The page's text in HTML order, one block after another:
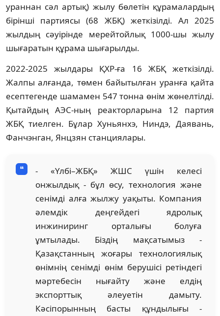
ураннан сәл артық) жылу бөлетін құрамалардың
бірінші партиясы (68 ЖБҚ) жеткізілді. Ал 2025
жылдың сәуірінде мерейтойлық 1000-шы жылу
шығаратын құрама шығарылды.
2022-2025 жылдары ҚХР-ға 16 ЖБҚ жеткізілді.
Жалпы алғанда, төмен байытылған уранға қайта
есептегенде шамамен 547 тонна өнім жөнелтілді.
Қытайдың АЭС-ның реакторларына 12 партия
ЖБҚ тиелген. Бұлар Хуньянхэ, Ниндэ, Даявань,
Фанчэнган, Янцзян станциялары.
- «Үлбі–ЖБҚ» ЖШС үшін келесі
онжылдық - бұл өсу, технология және
сенімді алға жылжу уақыты. Компания
әлемдік деңгейдегі ядролық
инжиниринг орталығы болуға
ұмтылады. Біздің мақсатымыз -
Қазақстанның жоғары технологиялық
өнімнің сенімді өнім берушісі ретіндегі
мәртебесін нығайту және елдің
экспорттық әлеуетін дамыту.
Кәсіпорынның басты құндылығы -